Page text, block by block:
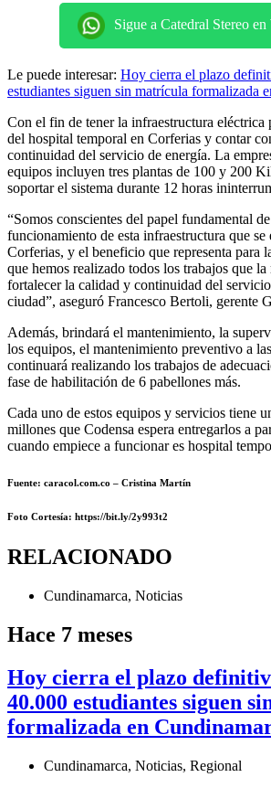
Sigue a Catedral Stereo
Le puede interesar: Hoy cierra el plazo
estudiantes siguen sin matrícula formalizada
Con el fin de tener la infraestructura eléctrica
del hospital temporal en Corferias y contar
continuidad del servicio de energía. La
equipos incluyen tres plantas de 100 y 200
soportar el sistema durante 12 horas
“Somos conscientes del papel fundamental
funcionamiento de esta infraestructura que se
Corferias, y el beneficio que representa para
que hemos realizado todos los trabajos que la
fortalecer la calidad y continuidad del servicio
ciudad”, aseguró Francesco Bertoli, gerente
Además, brindará el mantenimiento, la
los equipos, el mantenimiento preventivo a
continuará realizando los trabajos de
fase de habilitación de 6 pabellones más.
Cada uno de estos equipos y servicios tiene
millones que Codensa espera entregarlos a
cuando empiece a funcionar es hospital
Fuente: caracol.com.co – Cristina Martín
Foto Cortesía: https://bit.ly/2y993t2
RELACIONADO
Cundinamarca, Noticias
Hace 7 meses
Hoy cierra el plazo
40.000 estudiantes siguen
formalizada en
Cundinamarca, Noticias, Regional